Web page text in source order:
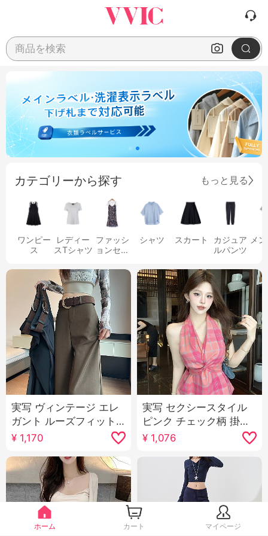
商品を検索
カテゴリーから探す もっと見る
ワンピー
ス
レディー
スTシャツ
ファッシ
ョンセッ
シャツ スカート
カジュア
ルパンツ
メ
実写 ヴィンテージ エレ
ガント ルーズフィット
カジュアル スラックス
女性 2025 春 新品 ハイ
ウエスト スリム効果 垂
感 フロアレングス ズボ
ン 長ズボン
¥ 1,170
実写 セクシースタイル
ピンク チェック柄 掛け
首 ベスト マイナー デザ
イン 感 不規則 ツイスト
レースアップ トップス
¥ 1,076
ホーム カート マイページ